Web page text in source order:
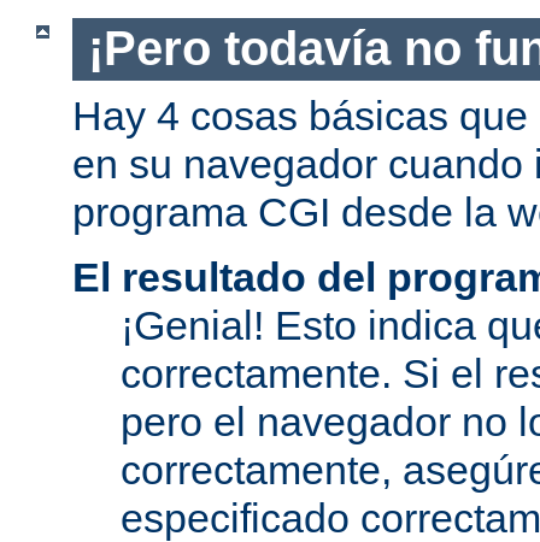
¡Pero todavía no
Hay 4 cosas básicas
en su navegador
programa CGI desde la
El resultado del
¡Genial! Esto indica
correctamente. Si el
pero el navegador no
correctamente,
especificado